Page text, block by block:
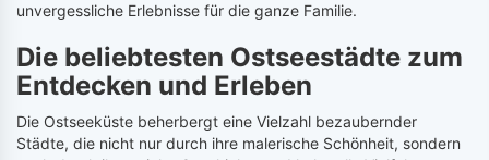
unvergessliche Erlebnisse für die ganze Familie.
Die beliebtesten Ostseestädte zum
Entdecken und Erleben
Die Ostseeküste beherbergt eine Vielzahl bezaubernder
Städte, die nicht nur durch ihre malerische Schönheit, sondern